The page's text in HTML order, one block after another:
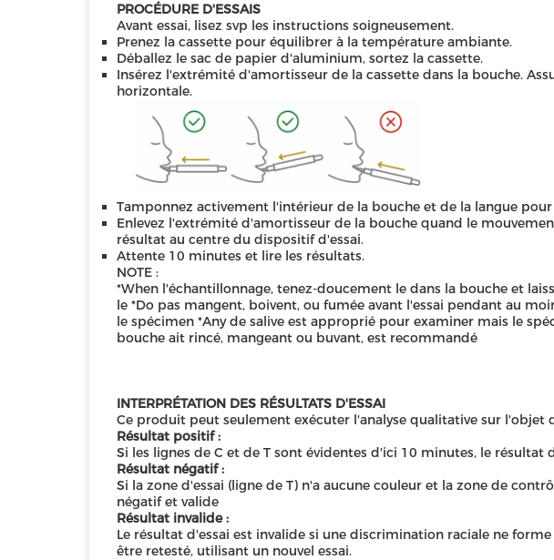
PROCÉDURE D'ESSAIS
Avant essai, lisez svp les instructions soigneusement.
Prenez la cassette pour équilibrer à la température ambiante.
Déballez le sac de papier d'aluminium, sortez la cassette.
Insérez l'extrémité d'amortisseur de la cassette dans la bouche.
horizontale.
Tamponnez activement l'intérieur de la bouche et de la langue
Enlevez l'extrémité d'amortisseur de la bouche quand le
résultat au centre du dispositif d'essai.
Attente 10 minutes et lire les résultats.
NOTE :
*When l'échantillonnage, tenez-doucement le dans la bouche et
le *Do pas mangent, boivent, ou fumée avant l'essai pendant au
le spécimen *Any de salive est approprié pour examiner mais le
bouche ait rincé, mangeant ou buvant, est recommandé
INTERPRÉTATION DES RÉSULTATS D'ESSAI
Ce produit peut seulement exécuter l'analyse qualitative sur l'objet
Résultat positif :
Si les lignes de C et de T sont évidentes d'ici 10 minutes, le résultat
Résultat négatif :
Si la zone d'essai (ligne de T) n'a aucune couleur et la zone de
négatif et valide
Résultat invalide :
Le résultat d'essai est invalide si une discrimination raciale ne
être retesté, utilisant un nouvel essai.